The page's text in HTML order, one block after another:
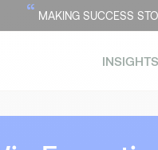
“ MAKING SUCCESS
INSIGHTS